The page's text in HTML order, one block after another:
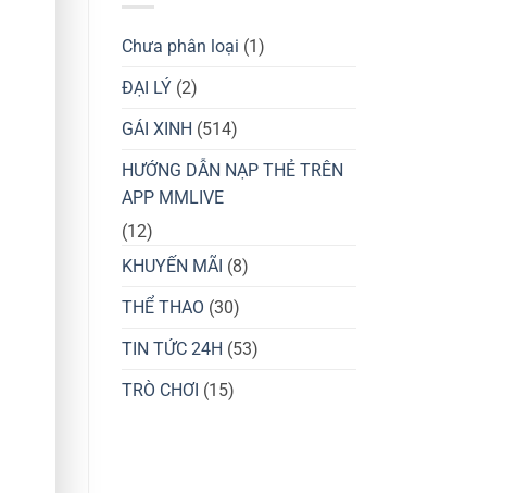
Xóc
Bí
Thắng
Lớn
Chưa phân loại (1)
ĐẠI LÝ(2)
GÁI XINH (514)
HƯỚNG DẪN NẠP THẺ TRÊN
APP MMLIVE
(12)
KHUYẾN MÃI (8)
THỂ THAO (30)
TIN TỨC 24H (53)
TRÒ CHƠI (15)